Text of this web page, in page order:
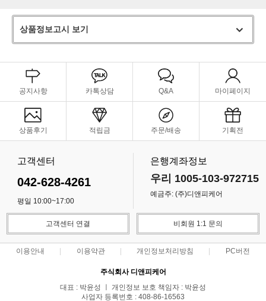
상품정보고시 보기
공지사항 카톡상담 Q&A 마이페이지
상품후기 적립금 주문/배송 기획전
고객센터
042-628-4261
평일 10:00~17:00
은행계좌정보
우리 1005-103-972715
예금주: (주)디앤피케어
고객센터 연결 비회원 1:1 문의
이용안내 이용약관 개인정보처리방침 PC버전
주식회사 디앤피케어
대표 : 박윤성 ㅣ 개인정보 보호 책임자 : 박윤성
사업자 등록번호 : 408-86-16563